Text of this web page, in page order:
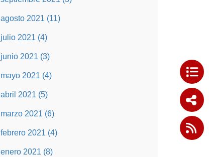
agosto 2021 (11)
julio 2021 (4)
junio 2021 (3)
mayo 2021 (4)
abril 2021 (5)
marzo 2021 (6)
febrero 2021 (4)
enero 2021 (8)